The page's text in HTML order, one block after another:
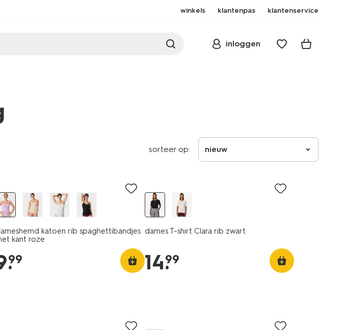
winkels klantenpas klantenservice
inloggen
sorteer op: nieuw
katoen rib spaghettibandjes
kant roze
.
99
dames T-shirt Clara rib zwart
14.
99